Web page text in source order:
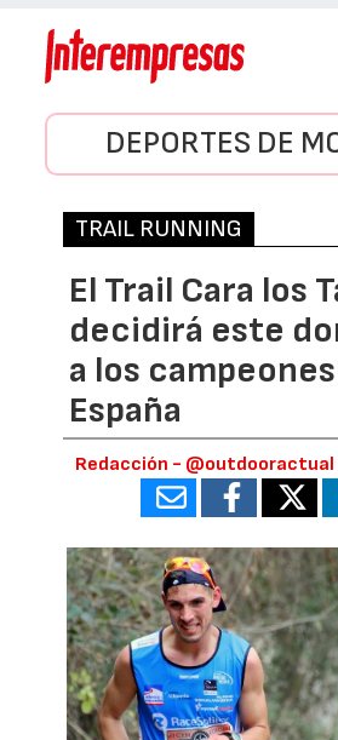
DEPORTES DE
TRAIL RUNNING
El Trail Cara los
decidirá este
a los
España
Redacción - @outdooractual